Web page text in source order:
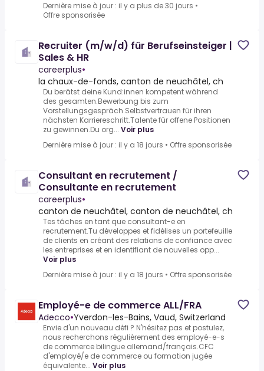
Dernière mise à jour : il y a plus de 30 jours •
Offre sponsorisée
Recruiter (m/w/d) für Berufseinsteiger |
Sales & HR
careerplus•
la chaux-de-fonds, canton de neuchâtel, ch
Du berätst deine Kund:innen kompetent während
des gesamten.Bewerbung bis zum
Vorstellungsgespräch.Selbstvertrauen für ihren
nächsten Karriereschritt.Talente für offene Positionen
zu gewinnen.Du org... Voir plus
Dernière mise à jour : il y a 18 jours • Offre sponsorisée
Consultant en recrutement /
Consultante en recrutement
careerplus•
canton de neuchâtel, canton de neuchâtel, ch
Tes tâches en tant que consultant-e en
recrutement.Tu développes et fidélises un portefeuille
de clients en créant des relations de confiance avec
les entreprises et en identifiant de nouvelles opp...
Voir plus
Dernière mise à jour : il y a 18 jours • Offre sponsorisée
Employé-e de commerce ALL/FRA
Adecco•Yverdon-les-Bains, Vaud, Switzerland
Envie d'un nouveau défi ? N'hésitez pas et postulez,
nous recherchons régulièrement des employé-e-s
de commerce bilingue allemand/français.CFC
d'employé/e de commerce ou formation jugée
équivalente... Voir plus